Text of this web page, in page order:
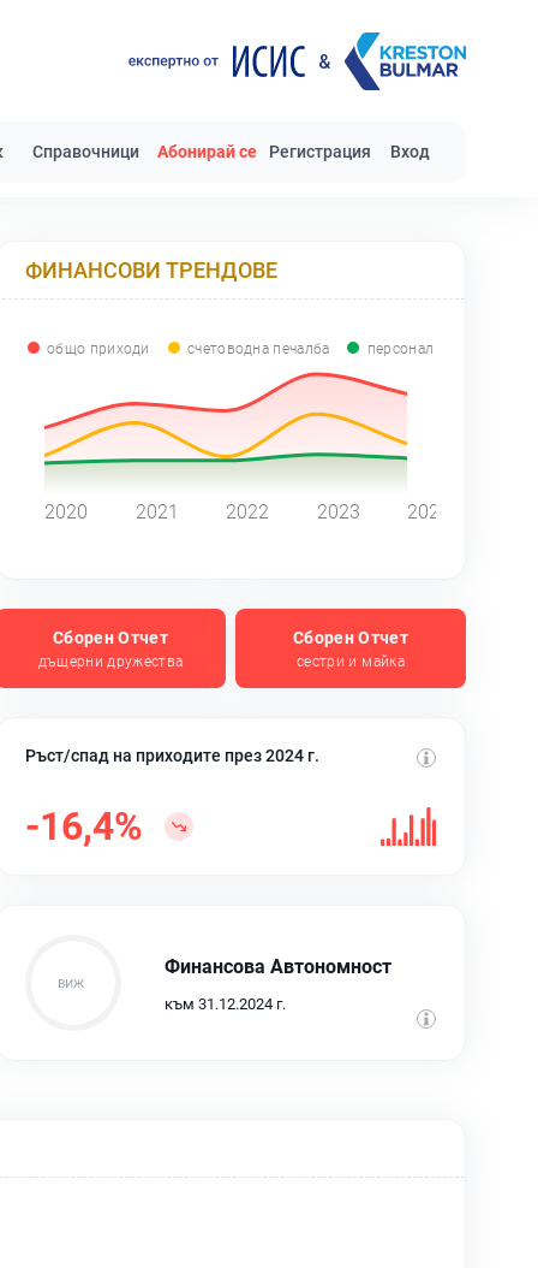
Справочници Абонирай се Регистрация Вход
ФИНАНСОВИ ТРЕНДОВЕ
общо приходи счетоводна печалба персонал
2020 2021 2022 2023 2024
Сборен Отчет
дъщерни дружества
Сборен Отчет
сестри и майка
Ръст/спад на приходите през 2024 г.
-16,4%
Финансова Автономност
към 31.12.2024 г.